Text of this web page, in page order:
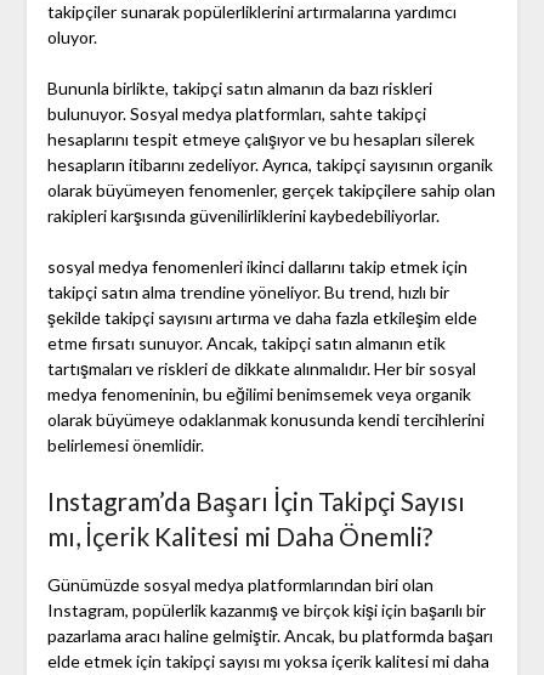
takipçiler sunarak popülerliklerini artırmalarına yardımcı
oluyor.
Bununla birlikte, takipçi satın almanın da bazı riskleri
bulunuyor. Sosyal medya platformları, sahte takipçi
hesaplarını tespit etmeye çalışıyor ve bu hesapları silerek
hesapların itibarını zedeliyor. Ayrıca, takipçi sayısının organik
olarak büyümeyen fenomenler, gerçek takipçilere sahip olan
rakipleri karşısında güvenilirliklerini kaybedebiliyorlar.
sosyal medya fenomenleri ikinci dallarını takip etmek için
takipçi satın alma trendine yöneliyor. Bu trend, hızlı bir
şekilde takipçi sayısını artırma ve daha fazla etkileşim elde
etme fırsatı sunuyor. Ancak, takipçi satın almanın etik
tartışmaları ve riskleri de dikkate alınmalıdır. Her bir sosyal
medya fenomeninin, bu eğilimi benimsemek veya organik
olarak büyümeye odaklanmak konusunda kendi tercihlerini
belirlemesi önemlidir.
Instagram’da Başarı İçin Takipçi Sayısı
mı, İçerik Kalitesi mi Daha Önemli?
Günümüzde sosyal medya platformlarından biri olan
Instagram, popülerlik kazanmış ve birçok kişi için başarılı bir
pazarlama aracı haline gelmiştir. Ancak, bu platformda başarı
elde etmek için takipçi sayısı mı yoksa içerik kalitesi mi daha